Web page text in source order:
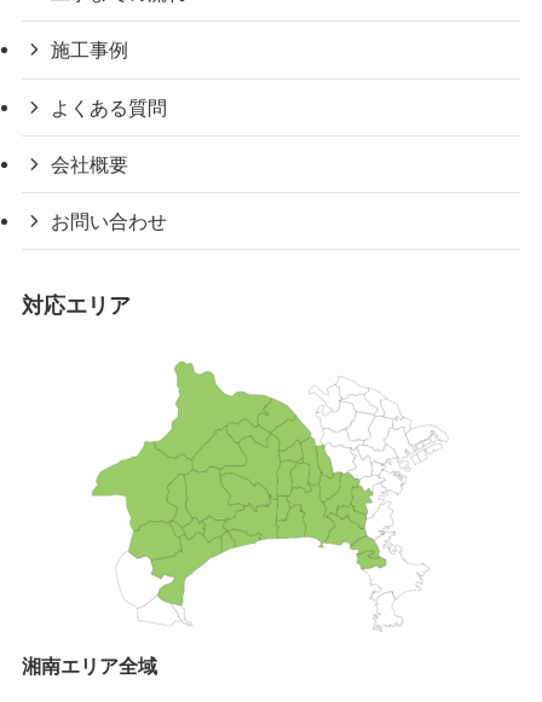
施工事例
よくある質問
会社概要
お問い合わせ
対応エリア
湘南エリア全域